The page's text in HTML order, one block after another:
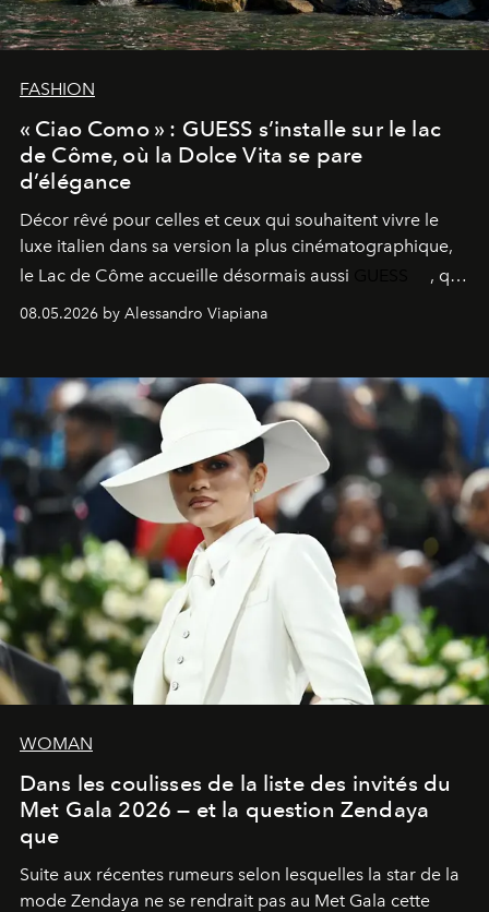
FASHION
« Ciao Como » : GUESS s’installe sur le lac
de Côme, où la Dolce Vita se pare
d’élégance
Décor rêvé pour celles et ceux qui souhaitent vivre le
luxe italien dans sa version la plus cinématographique,
le Lac de Côme accueille désormais aussi
, qui
fragrances. L’une des opérations de style les plus
08.05.2026 by Alessandro Viapiana
WOMAN
Dans les coulisses de la liste des invités du
Met Gala 2026 — et la question Zendaya
que
Suite aux récentes rumeurs selon lesquelles la star de la
mode Zendaya ne se rendrait pas au Met Gala cette